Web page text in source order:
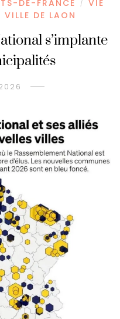
DE-FRANCE /
VIE
DE LAON
s’implante